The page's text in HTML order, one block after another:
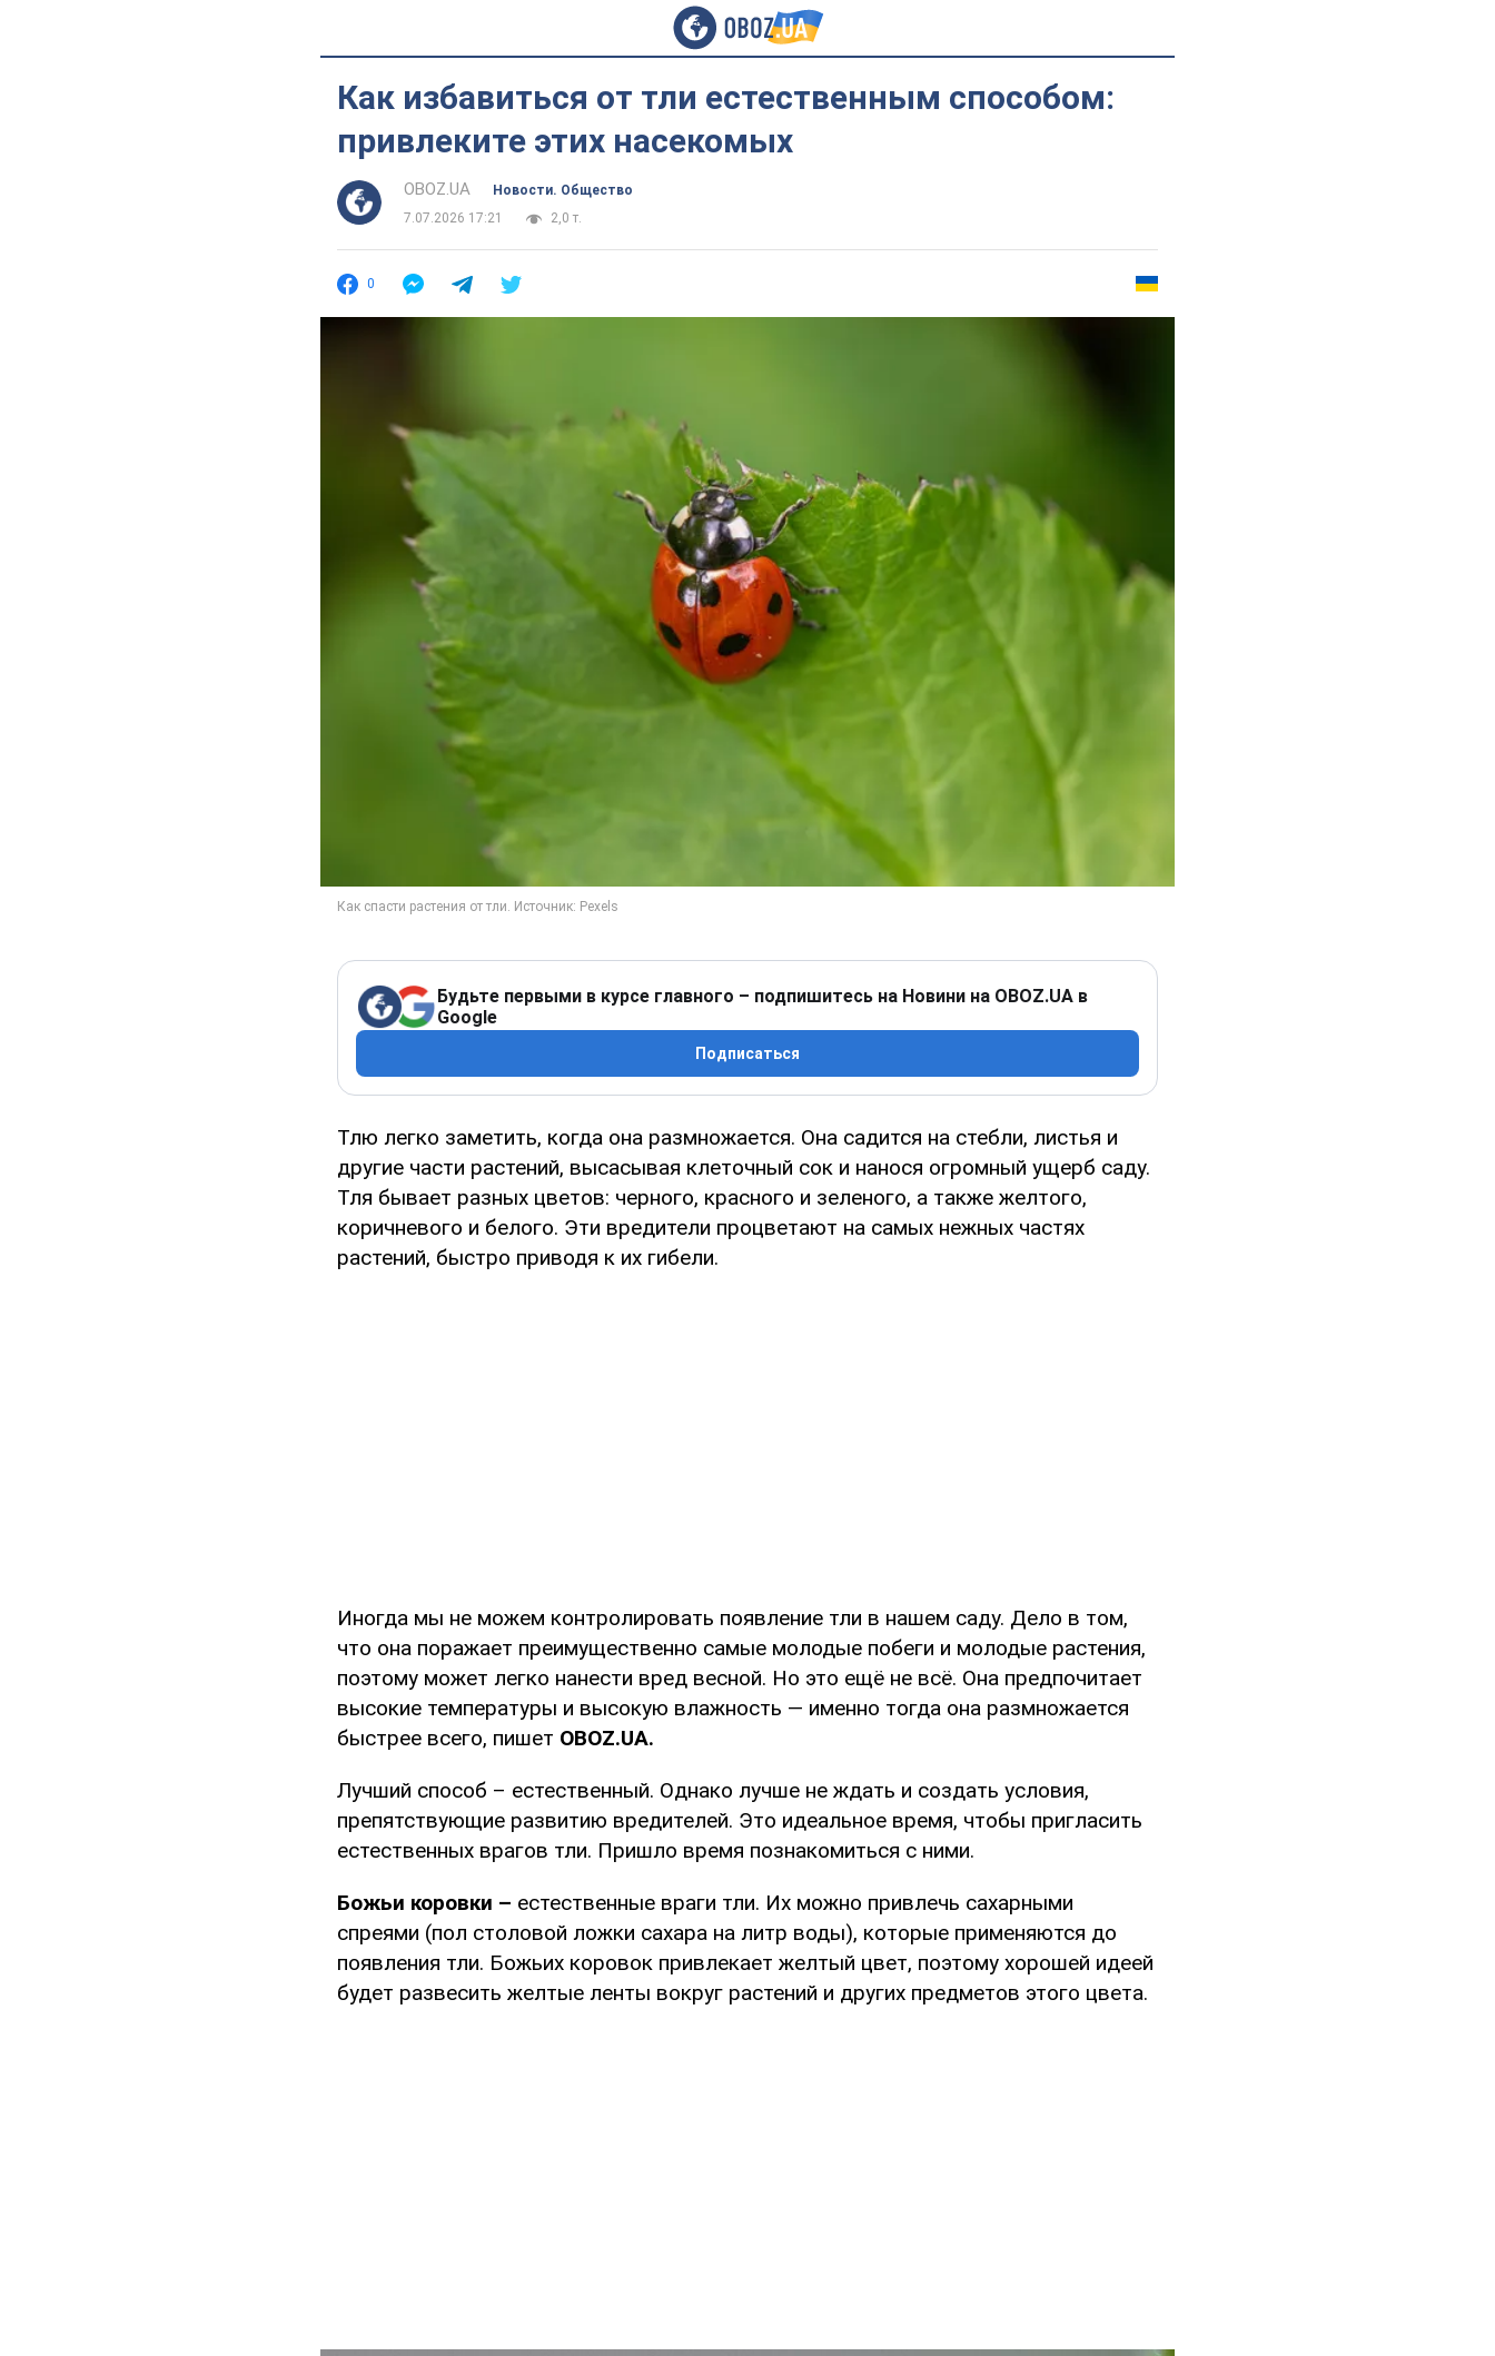
Как избавиться от тли естественным способом:
привлеките этих насекомых
OBOZ.UA
Новости. Общество
7.07.2026 17:21
2,0 т.
0
Будьте первыми в курсе главного – подпишитесь на Новини на OBOZ.UA в
Google
Подписаться
Тлю легко заметить, когда она размножается. Она садится на стебли, листья и
другие части растений, высасывая клеточный сок и нанося огромный ущерб саду.
Тля бывает разных цветов: черного, красного и зеленого, а также желтого,
коричневого и белого. Эти вредители процветают на самых нежных частях
растений, быстро приводя к их гибели.
Иногда мы не можем контролировать появление тли в нашем саду. Дело в том,
что она поражает преимущественно самые молодые побеги и молодые растения,
поэтому может легко нанести вред весной. Но это ещё не всё. Она предпочитает
высокие температуры и высокую влажность — именно тогда она размножается
быстрее всего, пишет OBOZ.UA.
Лучший способ – естественный. Однако лучше не ждать и создать условия,
препятствующие развитию вредителей. Это идеальное время, чтобы пригласить
естественных врагов тли. Пришло время познакомиться с ними.
Божьи коровки – естественные враги тли. Их можно привлечь сахарными
спреями (пол столовой ложки сахара на литр воды), которые применяются до
появления тли. Божьих коровок привлекает желтый цвет, поэтому хорошей идеей
будет развесить желтые ленты вокруг растений и других предметов этого цвета.